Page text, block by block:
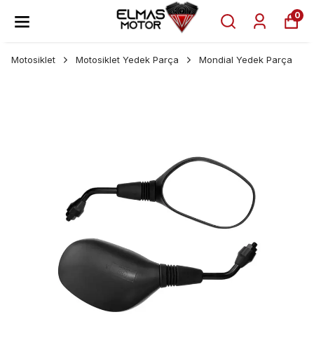
0
Motosiklet Motosiklet Yedek Parça Mondial Yedek Parça